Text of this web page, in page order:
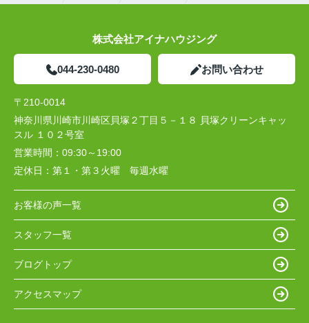
株式会社アイナハウジング
044-230-0480 お問い合わせ
〒210-0014
神奈川県川崎市川崎区貝塚２丁目５－１８ 貝塚クリーンキャッ
スル １０２号室
営業時間： 09:30～19:00
定休日： 第１・第３火曜 毎週水曜
お客様の声一覧
スタッフ一覧
ブログトップ
アクセスマップ